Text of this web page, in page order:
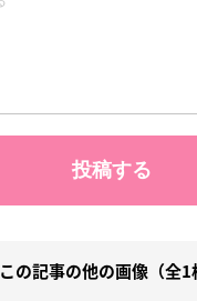
この記事の他の画像（全1